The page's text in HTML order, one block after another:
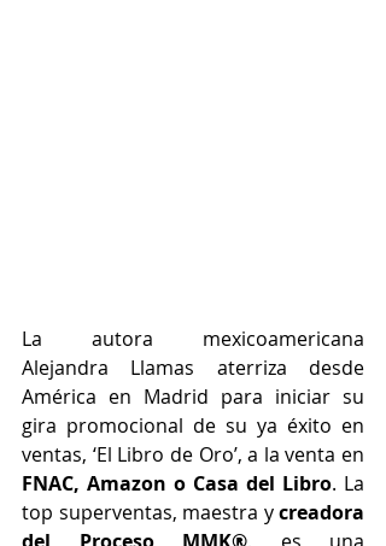
La autora mexicoamericana
Alejandra Llamas aterriza desde
América en Madrid para iniciar su
gira promocional de su ya éxito en
FNAC, Amazon o Casa del Libro. La
top superventas, maestra y creadora